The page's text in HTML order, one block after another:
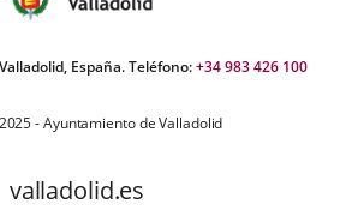
España. Teléfono:+34 983 426 100
- Ayuntamiento de Valladolid
valladolid.es